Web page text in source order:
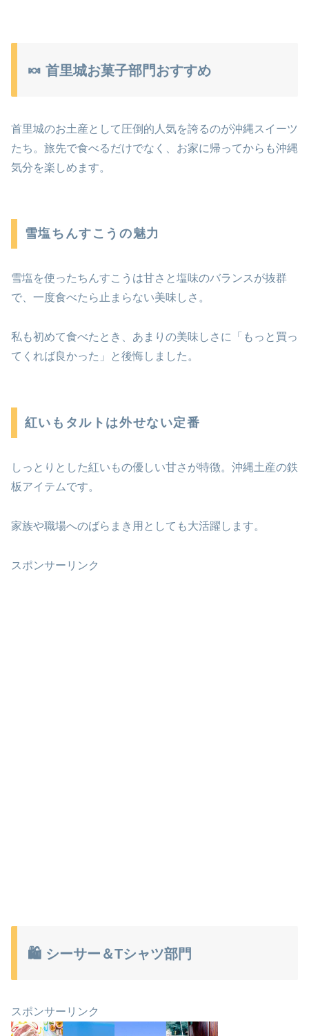
🍬 首里城お菓子部門おすすめ
首里城のお土産として圧倒的人気を誇るのが沖縄スイーツ
たち。旅先で食べるだけでなく、お家に帰ってからも沖縄
気分を楽しめます。
雪塩ちんすこうの魅力
雪塩を使ったちんすこうは甘さと塩味のバランスが抜群
で、一度食べたら止まらない美味しさ。
私も初めて食べたとき、あまりの美味しさに「もっと買っ
てくれば良かった」と後悔しました。
紅いもタルトは外せない定番
しっとりとした紅いもの優しい甘さが特徴。沖縄土産の鉄
板アイテムです。
家族や職場へのばらまき用としても大活躍します。
スポンサーリンク
🛍 シーサー＆Tシャツ部門
スポンサーリンク